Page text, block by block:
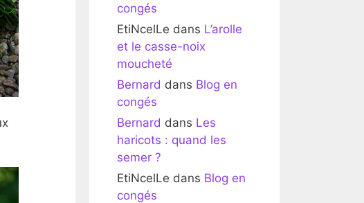
congés
EtiNcelLe dans L’arolle
et le casse-noix
moucheté
Bernard dans Blog en
congés
Bernard dans Les
haricots : quand les
semer ?
EtiNcelLe dans Blog en
congés